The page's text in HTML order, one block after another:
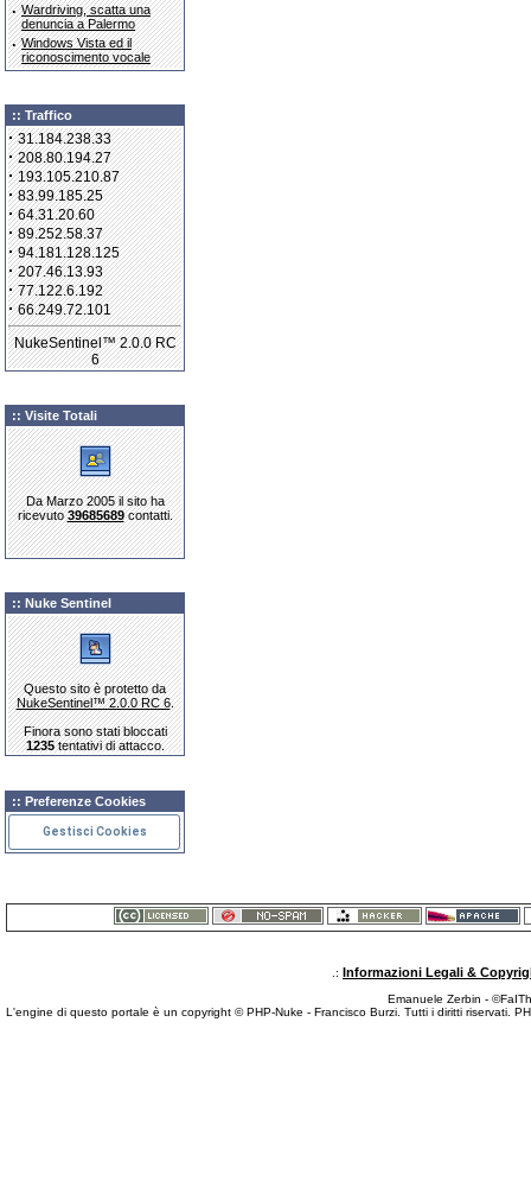
· Wardriving, scatta una
denuncia a Palermo
· Windows Vista ed il
riconoscimento vocale
:: Traffico
·31.184.238.33
·208.80.194.27
·193.105.210.87
·83.99.185.25
·64.31.20.60
·89.252.58.37
·94.181.128.125
·207.46.13.93
·77.122.6.192
·66.249.72.101
NukeSentinel™ 2.0.0 RC
6
:: Visite Totali
Da Marzo 2005 il sito ha
ricevuto39685689contatti.
:: Nuke Sentinel
Questo sito è protetto da
NukeSentinel™ 2.0.0 RC 6.
Finora sono stati bloccati
1235tentativi di attacco.
:: Preferenze Cookies
Gestisci Cookies
.: Informazioni Legali &
Emanuele Zerbin -
L'engine di questo portale è un copyright © PHP-Nuke - Francisco Burzi. Tutti i diritti riservati.